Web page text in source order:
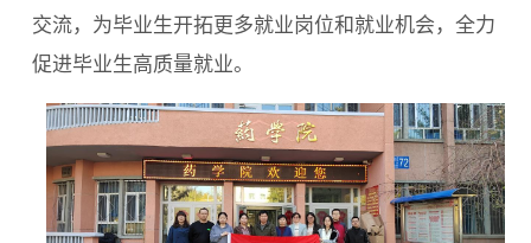
交流，为毕业生开拓更多就业岗位和就业机会，全力
促进毕业生高质量就业。